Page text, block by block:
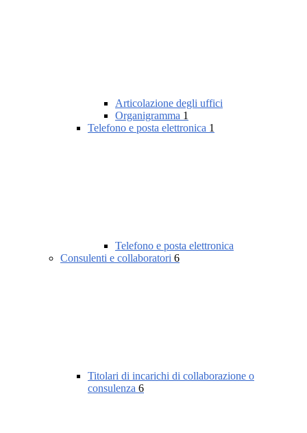
Articolazione degli uffici
Organigramma 1
Telefono e posta elettronica 1
Telefono e posta elettronica
Consulenti e collaboratori 6
Titolari di incarichi di collaborazione o
consulenza 6